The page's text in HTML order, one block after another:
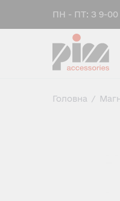
ПН - ПТ: З 9-00
Головна /